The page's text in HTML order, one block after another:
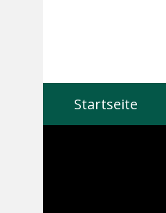
Startseite